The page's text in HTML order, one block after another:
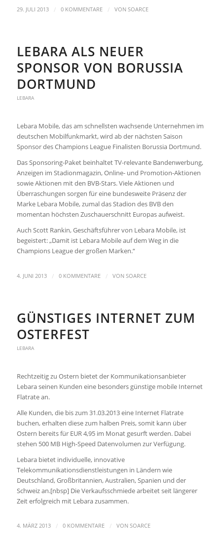
29. JULI 2013 / 0 KOMMENTARE / VON SOARCE
LEBARA ALS NEUER
SPONSOR VON BORUSSIA
DORTMUND
LEBARA
Lebara Mobile, das am schnellsten wachsende Unternehmen im
deutschen Mobilfunkmarkt, wird ab der nächsten Saison
Sponsor des Champions League Finalisten Borussia Dortmund.
Das Sponsoring-Paket beinhaltet TV-relevante Bandenwerbung,
Anzeigen im Stadionmagazin, Online- und Promotion-Aktionen
sowie Aktionen mit den BVB-Stars. Viele Aktionen und
Überraschungen sorgen für eine bundesweite Präsenz der
Marke Lebara Mobile, zumal das Stadion des BVB den
momentan höchsten Zuschauerschnitt Europas aufweist.
Auch Scott Rankin, Geschäftsführer von Lebara Mobile, ist
begeistert: „Damit ist Lebara Mobile auf dem Weg in die
Champions League der großen Marken.“
4. JUNI 2013 / 0 KOMMENTARE / VON SOARCE
GÜNSTIGES INTERNET ZUM
OSTERFEST
LEBARA
Rechtzeitig zu Ostern bietet der Kommunikationsanbieter
Lebara seinen Kunden eine besonders günstige mobile Internet
Flatrate an.
Alle Kunden, die bis zum 31.03.2013 eine Internet Flatrate
buchen, erhalten diese zum halben Preis, somit kann über
Ostern bereits für EUR 4,95 im Monat gesurft werden. Dabei
stehen 500 MB High-Speed Datenvolumen zur Verfügung.
Lebara bietet individuelle, innovative
Telekommunikationsdienstleistungen in Ländern wie
Deutschland, Großbritannien, Australien, Spanien und der
Schweiz an.[nbsp] Die Verkaufsschmiede arbeitet seit längerer
Zeit erfolgreich mit Lebara zusammen.
4. MÄRZ 2013 / 0 KOMMENTARE / VON SOARCE